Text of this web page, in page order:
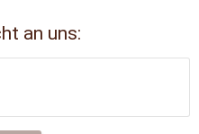
an uns: